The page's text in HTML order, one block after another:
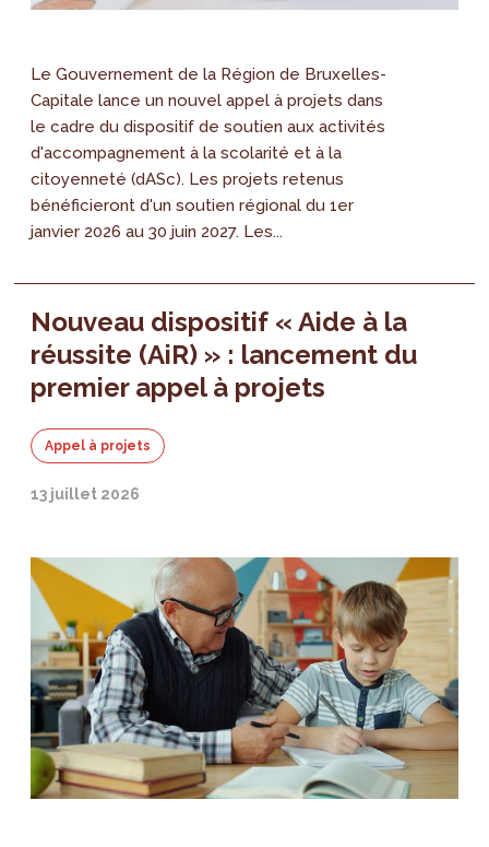
Le Gouvernement de la Région de Bruxelles-
Capitale lance un nouvel appel à projets dans
le cadre du dispositif de soutien aux activités
d'accompagnement à la scolarité et à la
citoyenneté (dASc). Les projets retenus
bénéficieront d'un soutien régional du 1er
janvier 2026 au 30 juin 2027. Les...
Nouveau dispositif « Aide à la
réussite (AiR) » : lancement du
premier appel à projets
Appel à projets
13 juillet 2026